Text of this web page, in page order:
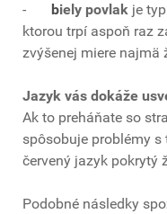
- biely povlak je
ktorou trpí aspoň raz
zvýšenej miere najmä
Jazyk vás dokáže
Ak to preháňate so
spôsobuje problémy
červený jazyk pokrytý
Podobné následky